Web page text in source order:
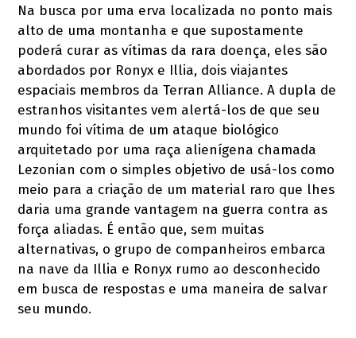
Na busca por uma erva localizada no ponto mais
alto de uma montanha e que supostamente
poderá curar as vítimas da rara doença, eles são
abordados por Ronyx e Illia, dois viajantes
espaciais membros da Terran Alliance. A dupla de
estranhos visitantes vem alertá-los de que seu
mundo foi vítima de um ataque biológico
arquitetado por uma raça alienígena chamada
Lezonian com o simples objetivo de usá-los como
meio para a criação de um material raro que lhes
daria uma grande vantagem na guerra contra as
força aliadas. É então que, sem muitas
alternativas, o grupo de companheiros embarca
na nave da Illia e Ronyx rumo ao desconhecido
em busca de respostas e uma maneira de salvar
seu mundo.